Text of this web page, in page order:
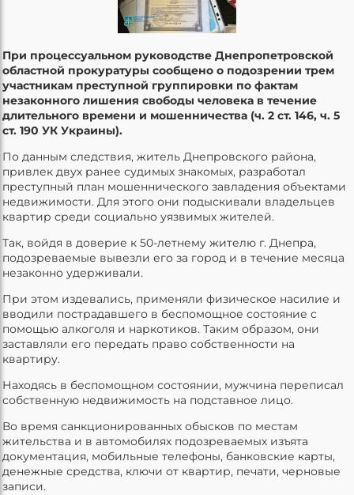
При процессуальном руководстве Днепропетровской
областной прокуратуры сообщено о подозрении трем
участникам преступной группировки по фактам
незаконного лишения свободы человека в течение
длительного времени и мошенничества (ч. 2 ст. 146, ч. 5
ст. 190 УК Украины).
По данным следствия, житель Днепровского района,
привлек двух ранее судимых знакомых, разработал
преступный план мошеннического завладения объектами
недвижимости. Для этого они подыскивали владельцев
квартир среди социально уязвимых жителей.
Так, войдя в доверие к 50-летнему жителю г. Днепра,
подозреваемые вывезли его за город и в течение месяца
незаконно удерживали.
При этом издевались, применяли физическое насилие и
вводили пострадавшего в беспомощное состояние с
помощью алкоголя и наркотиков. Таким образом, они
заставляли его передать право собственности на
квартиру.
Находясь в беспомощном состоянии, мужчина переписал
собственную недвижимость на подставное лицо.
Во время санкционированных обысков по местам
жительства и в автомобилях подозреваемых изъята
документация, мобильные телефоны, банковские карты,
денежные средства, ключи от квартир, печати, черновые
записи.